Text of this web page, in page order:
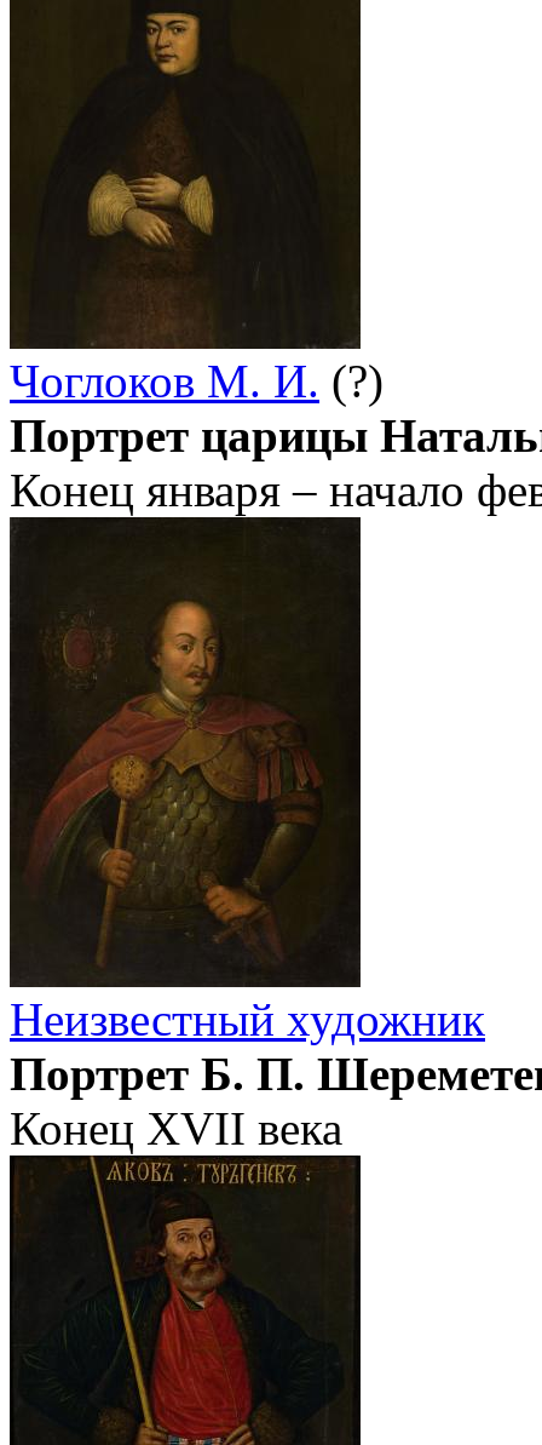
Чоглоков М. И. (?)
Портрет царицы
Конец января – начало
Неизвестный художник
Портрет Б. П.
Конец XVII века